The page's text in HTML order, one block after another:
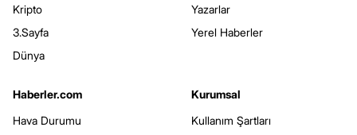
Kripto
3.Sayfa
Dünya
Yazarlar
Yerel Haberler
Haberler.com
Hava Durumu
Kurumsal
Kullanım Şartları